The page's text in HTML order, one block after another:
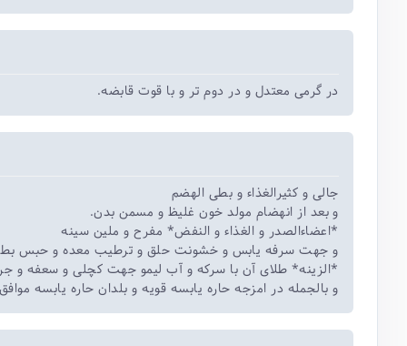
در گرمی معتدل و در دوم تر و با قوت قابضه.
جالی و کثیرالغذاء و بطی الهضم
و بعد از انهضام مولد خون غلیظ و مسمن بدن.
*اعضاءالصدر و الغذاء و النفض* مفرح و ملین سینه
و جهت سرفه یابس و خشونت حلق و ترطیب معده و حبس بطن
*الزینه* طلای آن با سرکه و آب لیمو جهت کچلی و سعفه و
و بالجمله در امزجه حاره یابسه قویه و بلدان حاره یابسه